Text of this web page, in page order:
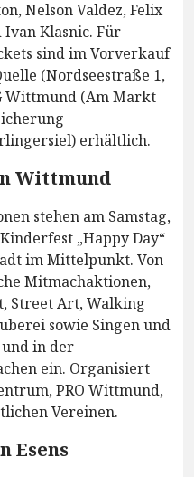
Nelson Valdez, Felix
Klasnic. Für
sind im Vorverkauf
(Nordseestraße 1,
Wittmund (Am Markt
erhältlich.
Wittmund
stehen am Samstag,
„Happy Day“
im Mittelpunkt. Von
Mitmachaktionen,
Street Art, Walking
sowie Singen und
in der
ein. Organisiert
PRO Wittmund,
Vereinen.
Esens